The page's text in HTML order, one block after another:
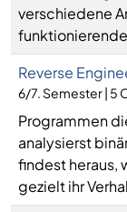
verschiedene
Reverse
6/7. Semester | 5
Programmen
analysierst
findest heraus,
gezielt ihr